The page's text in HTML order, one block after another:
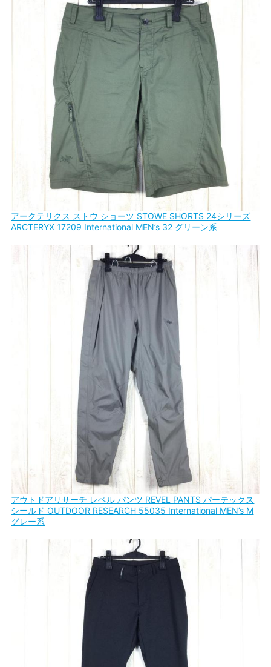
アークテリクス ストウ ショーツ STOWE SHORTS 24シリーズ
ARCTERYX 17209 International MEN’s 32 グリーン系
アウトドアリサーチ レベル パンツ REVEL PANTS パーテックス
シールド OUTDOOR RESEARCH 55035 International MEN’s M
グレー系